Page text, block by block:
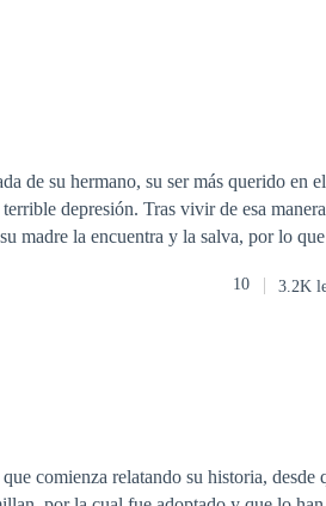
de su hermano, su ser más querido en
depresión. Tras vivir de esa
madre la encuentra y la salva, por lo
las dificultades de la vida? ¿Podrán tener
10 3.2K
comienza relatando su historia, desde